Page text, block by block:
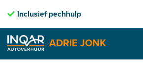
Inclusief pechhulp
Purmerend: 0299 – 469
Heerhugowaard: 072 –
Zaandam: 075 – 65 90
ADRIE JONK
Skip